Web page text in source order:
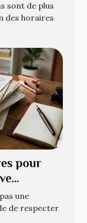
sont de plus
des horaires
pour
une
de respecter